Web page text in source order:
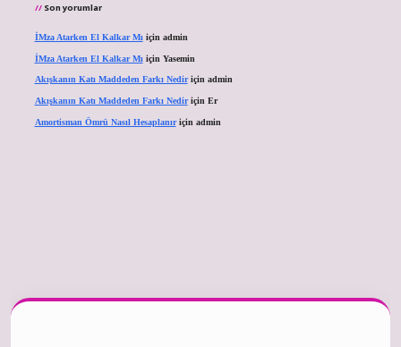
Son yorumlar
İMza Atarken El Kalkar Mıiçin admin
İMza Atarken El Kalkar Mıiçin Yasemin
Akışkanın Katı Maddeden Farkı Nediriçin admin
Akışkanın Katı Maddeden Farkı Nediriçin Er
Amortisman Ömrü Nasıl Hesaplanıriçin admin